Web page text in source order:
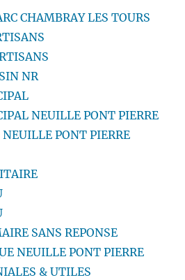
CHAMBRAY LES TOURS
NR
NEUILLE PONT PIERRE
PONT PIERRE
SANS REPONSE
NEUILLE PONT PIERRE
& UTILES